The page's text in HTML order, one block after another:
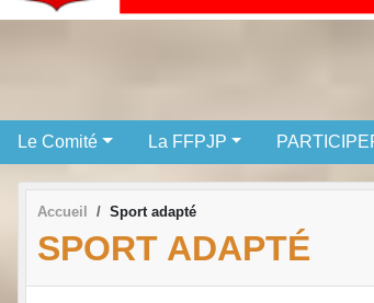
Le Comité La FFPJP
Accueil Sport adapté
SPORT ADAPTÉ